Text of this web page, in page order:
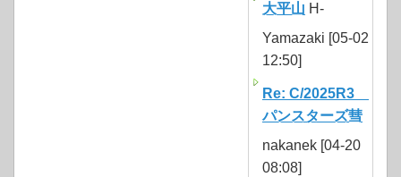
大平山 H-
Yamazaki [05-02
12:50]
Re: C/2025R3
パンスターズ彗
nakanek [04-20
08:08]